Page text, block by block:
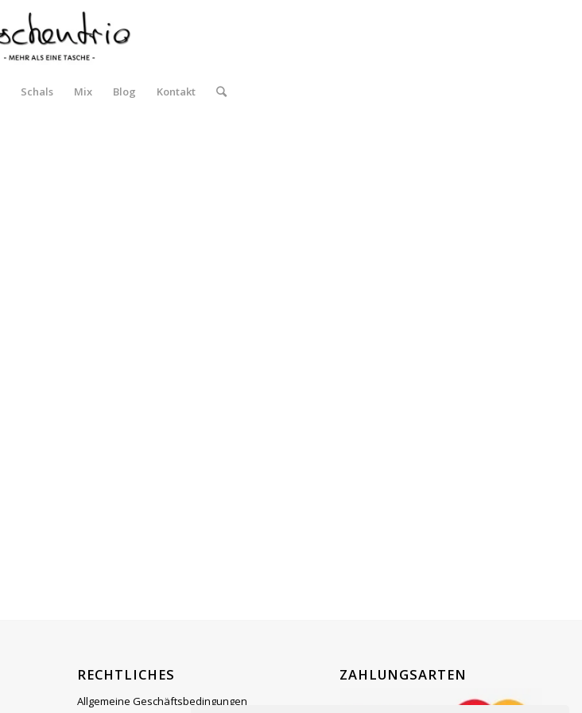
Schals Mix Blog Kontakt
RECHTLICHES
Allgemeine Geschäftsbedingungen
ZAHLUNGSARTEN